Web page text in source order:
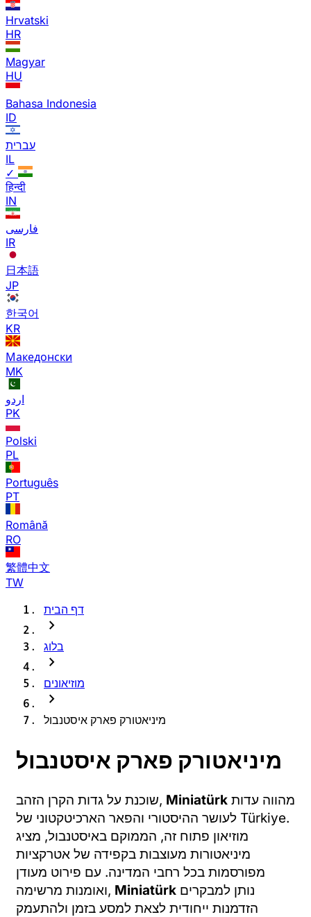
Hrvatski
HR
Magyar
HU
Bahasa Indonesia
ID
עברית
IL
✓
हिन्दी
IN
فارسی
IR
日本語
JP
한국어
KR
Македонски
MK
اردو
PK
Polski
PL
Português
PT
Română
RO
繁體中文
TW
דף הבית
chevron_right
בלוג
chevron_right
מוזיאונים
chevron_right
מיניאטורק פארק איסטנבול
מיניאטורק פארק איסטנבול
שוכנת על גדות הקרן הזהב, Miniatürk
לעושר ההיסטורי והפאר הארכיטקטוני של Türkiye.
מוזיאון פתוח זה, הממוקם באיסטנבול, מציג
מיניאטורות מעוצבות בקפידה של אטרקציות
מפורסמות בכל רחבי המדינה. עם פירוט מעודן
ואומנות מרשימה, Miniatürk
הזדמנות ייחודית לצאת למסע בזמן ולהתעמק